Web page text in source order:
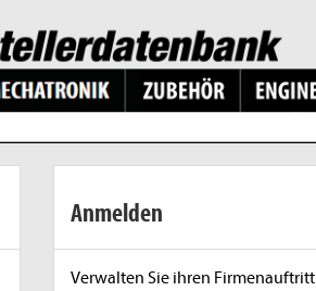
Anmelden
Verwalten Sie ihren Firmenauftritt